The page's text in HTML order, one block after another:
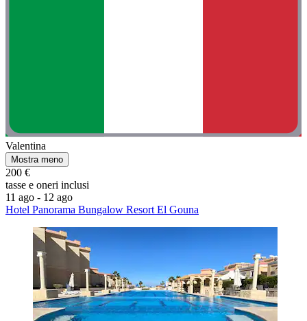
Valentina
Mostra meno
200 €
tasse e oneri inclusi
11 ago - 12 ago
Hotel Panorama Bungalow Resort El Gouna